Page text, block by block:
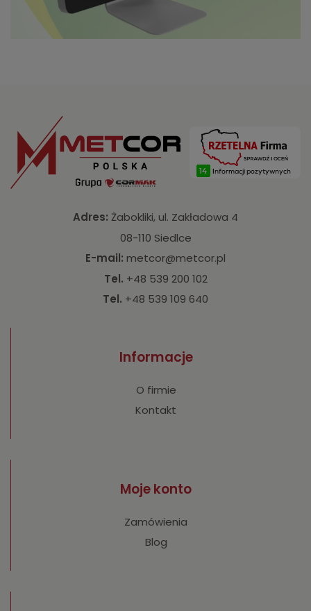
Adres: Żabokliki, ul. Zakładowa 4
08-110 Siedlce
E-mail: metcor@metcor.pl
Tel. +48 539 200 102
Tel. +48 539 109 640
Informacje
O firmie
Kontakt
Moje konto
Zamówienia
Blog